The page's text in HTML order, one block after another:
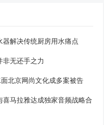
器解决传统厨房用水痛点
非无还手之力
面北京网尚文化成多案被告
喜马拉雅达成独家音频战略合